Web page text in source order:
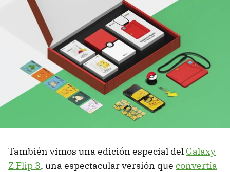
También vimos una edición especial del Galaxy
Z Flip 3, una espectacular versión que convertía